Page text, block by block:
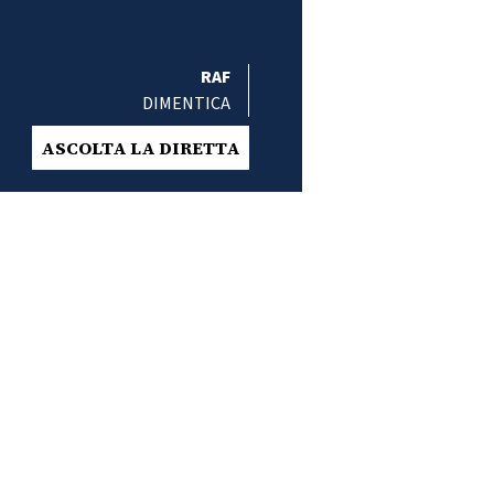
RAF
DIMENTICA
ASCOLTA LA DIRETTA